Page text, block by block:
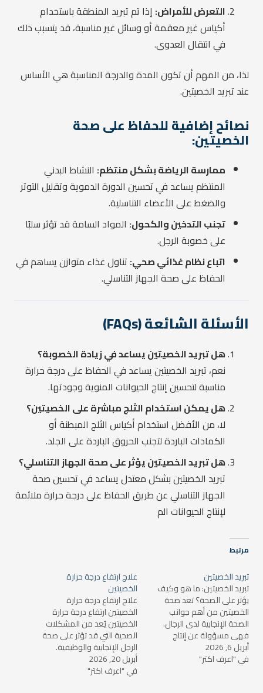
التعرض للأمراض: إذا تم تبريد المنطقة باستخدام
أكياس غير معقمة أو وسائل غير مناسبة، قد يتسبب ذلك
في انتقال العدوى.
لذا، من المهم أن تكون المدة والدرجة المناسبة هي الأساس
عند تبريد الخصيتين.
نصائح إضافية للحفاظ على صحة
الخصيتين:
ممارسة الرياضة بشكل منتظم: النشاط البدني
المنتظم يساعد في تحسين الدورة الدموية وتقليل التوتر
والضغط على الأعضاء التناسلية.
تجنب التدخين والكحول: المواد السامة قد تؤثر سلبًا
على خصوبة الرجل.
اتباع نظام غذائي صحي: تناول غذاء متوازن يساهم في
الحفاظ على صحة الجهاز التناسلي.
الأسئلة الشائعة (FAQs)
هل تبريد الخصيتين يساعد في زيادة الخصوبة؟
نعم، تبريد الخصيتين يساعد في الحفاظ على درجة حرارة
مناسبة لتحسين إنتاج الحيوانات المنوية وجودتها.
هل يمكن استخدام الثلج مباشرة على الخصيتين؟
لا، من الأفضل استخدام أكياس الثلج المبطنة أو
الكمادات الباردة لتجنب الحروق الباردة على الجلد.
هل تبريد الخصيتين يؤثر على صحة الجهاز التناسلي؟
تبريد الخصيتين بشكل معتدل يساعد في تحسين صحة
الجهاز التناسلي عن طريق الحفاظ على درجة حرارة ملائمة
لإنتاج الحيوانات الم
مرتبط
تبريد الخصيتين
تبريد الخصيتين: ما هو وكيف
يؤثر على الصحة؟ تعد صحة
الخصيتين من أهم جوانب
الصحة الإنجابية لدى الرجال.
فهي مسؤولة عن إنتاج
الحيوانات المنوية والهرمونات
الجنسية مثل التستوستيرون.
أبريل 6, 2026
في "اعرف اكتر"
علاج ارتفاع درجة حرارة
الخصيتين
علاج ارتفاع درجة حرارة
الخصيتين ارتفاع درجة حرارة
الخصيتين يُعد من المشكلات
الصحية التي قد تؤثر على صحة
الرجل الإنجابية والوظيفية.
يمكن أن يؤدي هذا إلى تراجع
جودة السائل المنوي أو حتى
أبريل 20, 2026
في "اعرف اكتر"